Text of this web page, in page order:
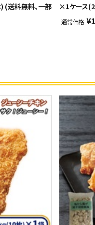
料無料、一部
×1ケース
通常価格